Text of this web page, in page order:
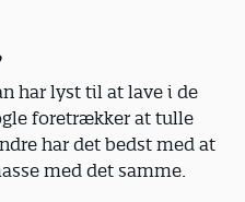
har lyst til at lave i de
foretrækker at tulle
har det bedst med at
med det samme.